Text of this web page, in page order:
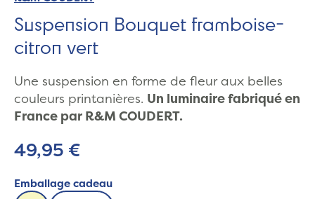
Suspension Bouquet framboise-
citron vert
Une suspension en forme de fleur aux belles
couleurs printanières. Un luminaire fabriqué en
France par R&M COUDERT.
49,95 €
Emballage cadeau